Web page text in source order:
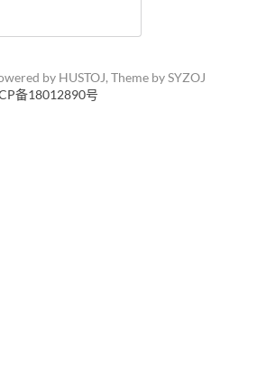
by HUSTOJ, Theme bySYZOJ
备18012890号